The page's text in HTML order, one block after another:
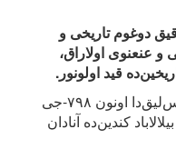
دوغوم تاریخی و
و عنعنوی اولاراق،
خبر وئریر کی، تاریخ شناس‌لیق‌دا اونون ۷۹۸-جی
کندین‌ده آنادان